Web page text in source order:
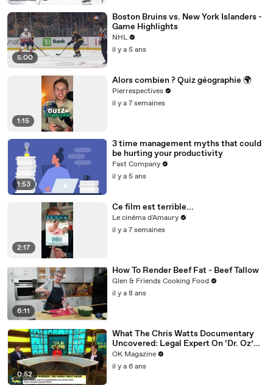
5:00
Boston Bruins vs. New York Islanders -
Game Highlights
NHL
il y a 5 ans
1:15
Alors combien ? Quiz géographie 🌍
Pierrespectives
il y a 7 semaines
1:53
3 time management myths that could
be hurting your productivity
Fast Company
il y a 5 ans
2:17
Ce film est terrible...
Le cinéma d'Amaury
il y a 7 semaines
6:11
How To Render Beef Fat - Beef Tallow
Glen & Friends Cooking Food
il y a 8 ans
0:52
What The Chris Watts Documentary
Uncovered: Legal Expert On ‘Dr. Oz’
Has Theories
OK Magazine
il y a 6 ans